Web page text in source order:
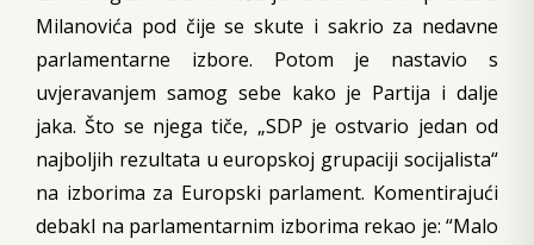
Milanovića pod čije se skute i sakrio za nedavne
parlamentarne izbore. Potom je nastavio s
uvjeravanjem samog sebe kako je Partija i dalje
jaka. Što se njega tiče, „SDP je ostvario jedan od
najboljih rezultata u europskoj grupaciji socijalista“
na izborima za Europski parlament. Komentirajući
debakl na parlamentarnim izborima rekao je: “Malo